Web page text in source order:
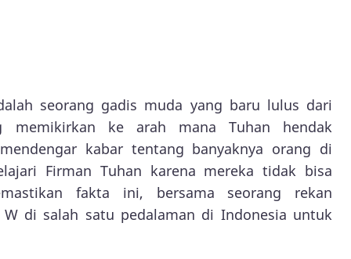
seorang gadis muda yang baru lulus dari
memikirkan ke arah mana Tuhan hendak
kabar tentang banyaknya orang di
Firman Tuhan karena mereka tidak bisa
fakta ini, bersama seorang rekan
di salah satu pedalaman di Indonesia untuk